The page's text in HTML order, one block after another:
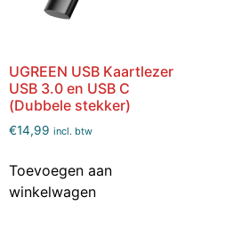
UGREEN USB Kaartlezer
USB 3.0 en USB C
(Dubbele stekker)
€14,99 incl. btw
Toevoegen aan
winkelwagen